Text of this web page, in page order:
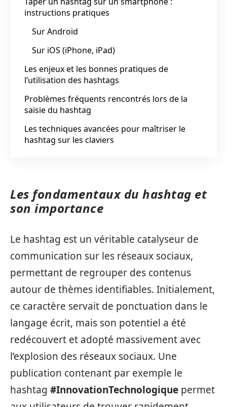
instructions pratiques
Sur Android
Sur iOS (iPhone, iPad)
Les enjeux et les bonnes pratiques de
l’utilisation des hashtags
Problèmes fréquents rencontrés lors de la
saisie du hashtag
Les techniques avancées pour maîtriser le
hashtag sur les claviers
Les fondamentaux du hashtag et
son importance
Le hashtag est un véritable catalyseur de
communication sur les réseaux sociaux,
permettant de regrouper des contenus
autour de thèmes identifiables. Initialement,
ce caractère servait de ponctuation dans le
langage écrit, mais son potentiel a été
redécouvert et adopté massivement avec
l’explosion des réseaux sociaux. Une
publication contenant par exemple le
hashtag #InnovationTechnologique permet